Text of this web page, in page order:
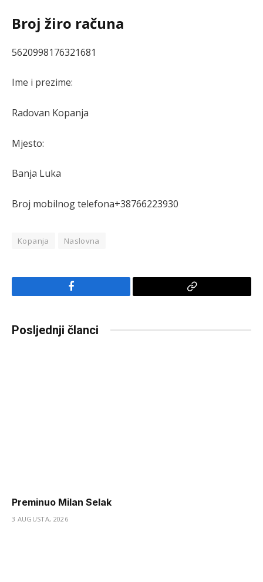
Broj žiro računa
5620998176321681
Ime i prezime:
Radovan Kopanja
Mjesto:
Banja Luka
Broj mobilnog telefona+38766223930
Kopanja Naslovna
Facebook
Copy
Posljednji članci
Preminuo Milan Selak
3 AUGUSTA, 2026